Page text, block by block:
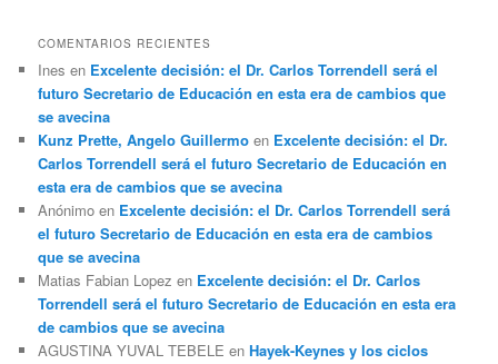
COMENTARIOS RECIENTES
Ines en Excelente decisión: el Dr. Carlos Torrendell será el
futuro Secretario de Educación en esta era de cambios que
se avecina
Kunz Prette, Angelo Guillermo en Excelente decisión: el Dr.
Carlos Torrendell será el futuro Secretario de Educación en
esta era de cambios que se avecina
Anónimo en Excelente decisión: el Dr. Carlos Torrendell será
el futuro Secretario de Educación en esta era de cambios
que se avecina
Matias Fabian Lopez en Excelente decisión: el Dr. Carlos
Torrendell será el futuro Secretario de Educación en esta era
de cambios que se avecina
AGUSTINA YUVAL TEBELE enHayek-Keynes y los ciclos